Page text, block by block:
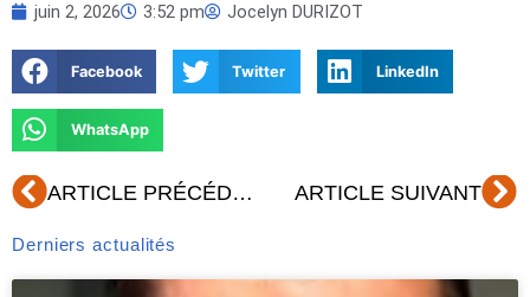
juin 2, 2026 3:52 pm Jocelyn DURIZOT
Facebook Twitter LinkedIn
WhatsApp
Précédent ARTICLE PRÉCÉDENT ARTICLE SUIVANT
Derniers actualités